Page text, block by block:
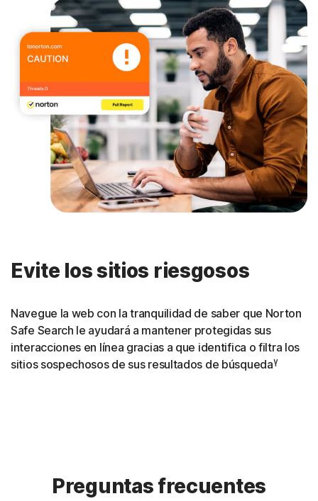
Evite los sitios riesgosos
Navegue la web con la tranquilidad de saber que Norton
Safe Search le ayudará a mantener protegidas sus
interacciones en línea gracias a que identifica o filtra los
sitios sospechosos de sus resultados de búsquedaγ
Preguntas frecuentes